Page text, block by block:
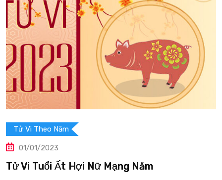
Mạng Năm Tử Vi Tuổi Ất Hợi